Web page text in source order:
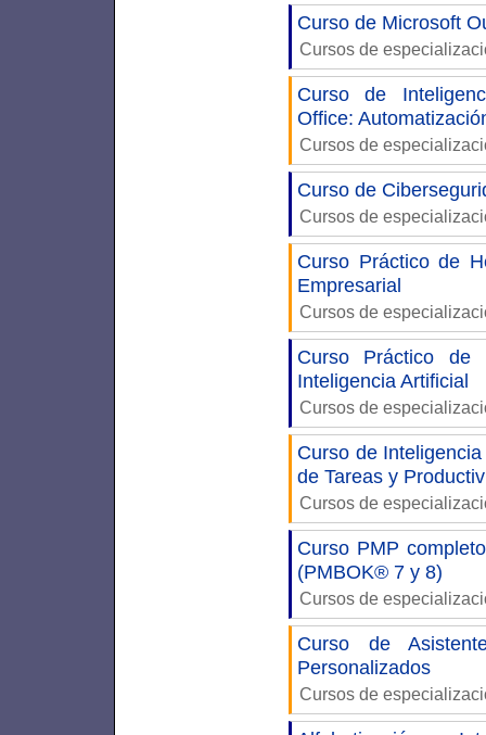
Curso de Microsoft
Cursos de
Curso de
Office:
Cursos de
Curso de
Cursos de
Curso Práctico de
Empresarial
Cursos de
Curso Práctico de
Inteligencia Artificial
Cursos de
Curso de
de Tareas y
Cursos de
Curso PMP
(PMBOK® 7 y 8)
Cursos de
Curso de
Personalizados
Cursos de